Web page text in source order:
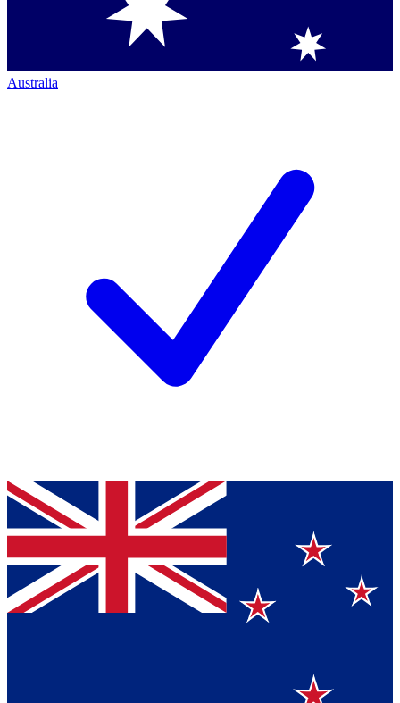
Australia